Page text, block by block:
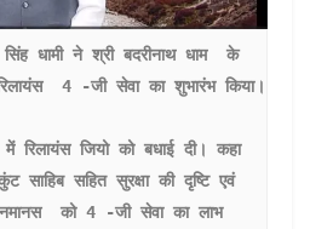
धामी ने श्री बदरीनाथ धाम  के
4 -जी सेवा का शुभारंभ किया।
रिलायंस जियो को बधाई दी। कहा
साहिब सहित सुरक्षा की दृष्टि एवं
को 4 -जी सेवा का लाभ